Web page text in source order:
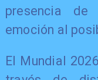
presencia de
emoción al
El Mundial